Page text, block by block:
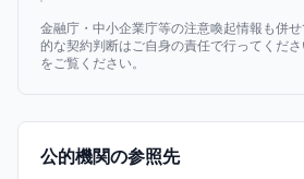
金融庁・中小企業庁等の注意喚起情報も併
的な契約判断はご自身の責任で行ってくだ
をご覧ください。
公的機関の参照先